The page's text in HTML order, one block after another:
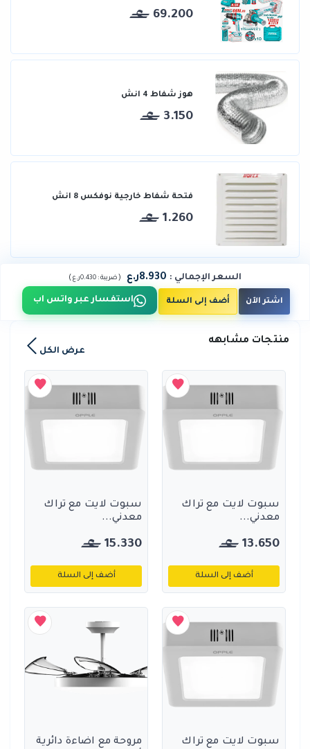
69.200
هوز شفاط 4 انش
3.150
فتحة شفاط خارجية نوفكس 8 انش
1.260
السعر الإجمالي : 8.930ر.ع (ضريبة : 0.430ر.ع )
اشتر الآن أضف إلى السلة استفسار عبر واتس اب
منتجات مشابهه
عرض الكل
سبوت لايت مع تراك
معدني...
13.650
أضف إلى السلة
سبوت لايت مع تراك
معدني...
15.330
أضف إلى السلة
سبوت لايت مع تراك
مروحة مع اضاءة دائرية